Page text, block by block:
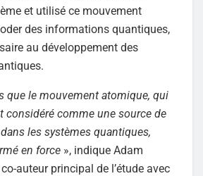
et utilisé ce mouvement
des informations quantiques,
au développement des
que le mouvement atomique, qui
considéré comme une source de
les systèmes quantiques,
en force », indique Adam
auteur principal de l’étude avec